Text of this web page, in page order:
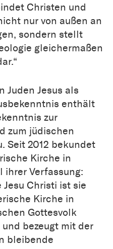
Christen und
nur von außen an
sondern stellt
gleichermaßen
Juden Jesus als
enthält
zur
zum jüdischen
Seit 2012 bekundet
Kirche in
ihrer Verfassung:
Jesu Christi ist sie
Kirche in
Gottesvolk
bezeugt mit der
bleibende